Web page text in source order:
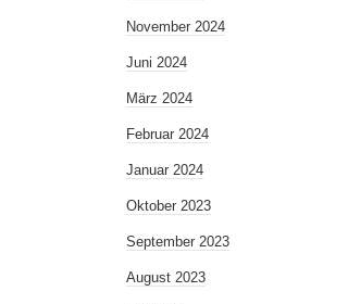
November 2024
Juni 2024
März 2024
Februar 2024
Januar 2024
Oktober 2023
September 2023
August 2023